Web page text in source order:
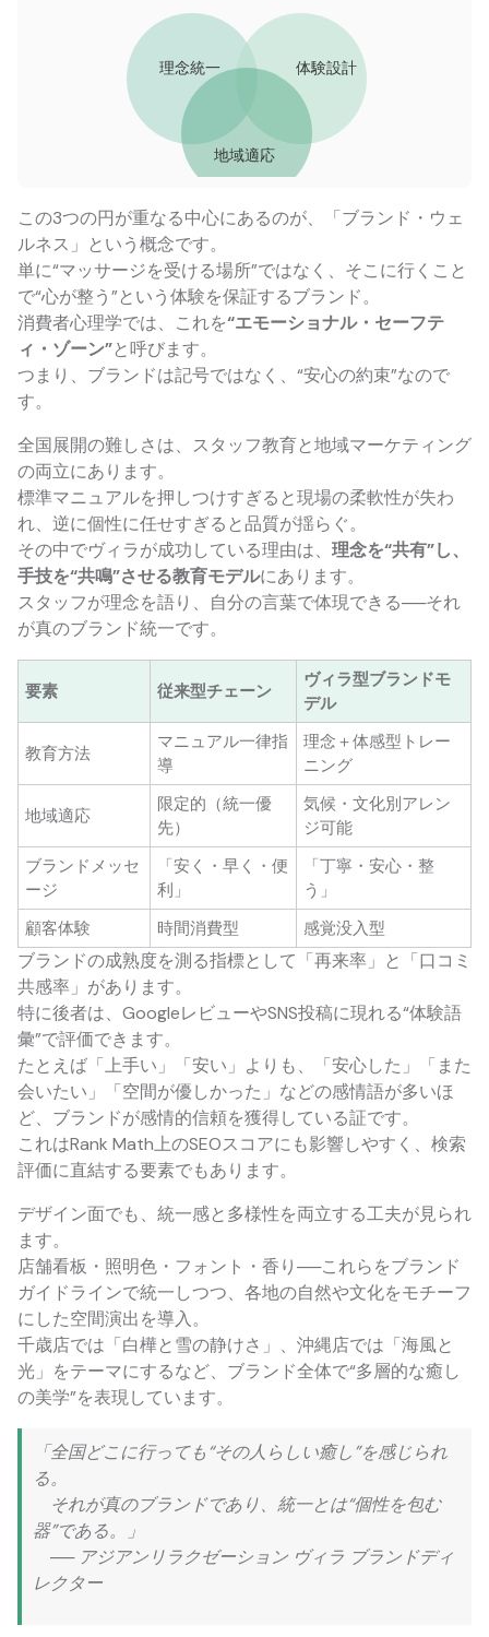
理念統一 体験設計
地域適応
この3つの円が重なる中心にあるのが、「ブランド・ウェ
ルネス」という概念です。
単に“マッサージを受ける場所”ではなく、そこに行くこと
で“心が整う”という体験を保証するブランド。
消費者心理学では、これを“エモーショナル・セーフテ
ィ・ゾーン”と呼びます。
つまり、ブランドは記号ではなく、“安心の約束”なので
す。
全国展開の難しさは、スタッフ教育と地域マーケティング
の両立にあります。
標準マニュアルを押しつけすぎると現場の柔軟性が失わ
れ、逆に個性に任せすぎると品質が揺らぐ。
その中でヴィラが成功している理由は、 理念を“共有”し、
手技を“共鳴”させる教育モデルにあります。
スタッフが理念を語り、自分の言葉で体現できる──それ
が真のブランド統一です。
要素 従来型チェーン
ヴィラ型ブランドモ
デル
教育方法
マニュアル一律指
導
理念＋体感型トレー
ニング
地域適応
限定的（統一優
先）
気候・文化別アレン
ジ可能
ブランドメッセ
ージ
「安く・早く・便
利」
「丁寧・安心・整
う」
顧客体験
時間消費型 感覚没入型
ブランドの成熟度を測る指標として「再来率」と「口コミ
共感率」があります。
特に後者は、GoogleレビューやSNS投稿に現れる“体験語
彙”で評価できます。
たとえば「上手い」「安い」よりも、「安心した」「また
会いたい」「空間が優しかった」などの感情語が多いほ
ど、ブランドが感情的信頼を獲得している証です。
これはRank Math上のSEOスコアにも影響しやすく、検索
評価に直結する要素でもあります。
デザイン面でも、統一感と多様性を両立する工夫が見られ
ます。
店舗看板・照明色・フォント・香り──これらをブランド
ガイドラインで統一しつつ、各地の自然や文化をモチーフ
にした空間演出を導入。
千歳店では「白樺と雪の静けさ」、沖縄店では「海風と
光」をテーマにするなど、ブランド全体で“多層的な癒し
の美学”を表現しています。
「全国どこに行っても“その人らしい癒し”を感じられ
る。
それが真のブランドであり、統一とは“個性を包む
器”である。」
── アジアンリラクゼーション ヴィラ ブランドディ
レクター